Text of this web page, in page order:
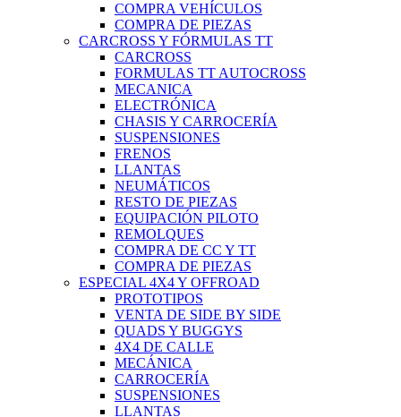
COMPRA VEHÍCULOS
COMPRA DE PIEZAS
CARCROSS Y FÓRMULAS TT
CARCROSS
FORMULAS TT AUTOCROSS
MECANICA
ELECTRÓNICA
CHASIS Y CARROCERÍA
SUSPENSIONES
FRENOS
LLANTAS
NEUMÁTICOS
RESTO DE PIEZAS
EQUIPACIÓN PILOTO
REMOLQUES
COMPRA DE CC Y TT
COMPRA DE PIEZAS
ESPECIAL 4X4 Y OFFROAD
PROTOTIPOS
VENTA DE SIDE BY SIDE
QUADS Y BUGGYS
4X4 DE CALLE
MECÁNICA
CARROCERÍA
SUSPENSIONES
LLANTAS